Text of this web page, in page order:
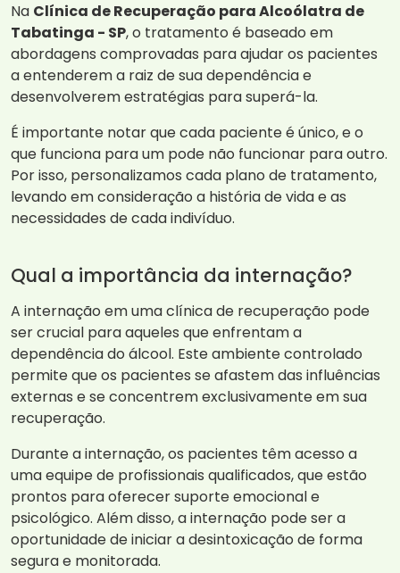
Na Clínica de Recuperação para Alcoólatra de
Tabatinga - SP, o tratamento é baseado em
abordagens comprovadas para ajudar os pacientes
a entenderem a raiz de sua dependência e
desenvolverem estratégias para superá-la.
É importante notar que cada paciente é único, e o
que funciona para um pode não funcionar para outro.
Por isso, personalizamos cada plano de tratamento,
levando em consideração a história de vida e as
necessidades de cada indivíduo.
Qual a importância da internação?
A internação em uma clínica de recuperação pode
ser crucial para aqueles que enfrentam a
dependência do álcool. Este ambiente controlado
permite que os pacientes se afastem das influências
externas e se concentrem exclusivamente em sua
recuperação.
Durante a internação, os pacientes têm acesso a
uma equipe de profissionais qualificados, que estão
prontos para oferecer suporte emocional e
psicológico. Além disso, a internação pode ser a
oportunidade de iniciar a desintoxicação de forma
segura e monitorada.